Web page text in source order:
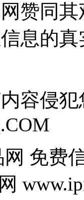
赞同
息的
容侵
免费